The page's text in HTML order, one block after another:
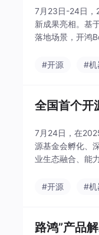
7月23日-24日，
新成果亮相。基
落地场景，开鸿
#开源
#机
全国首个开
7月24日，在
源基金会孵化、
业生态融合、能力复用、智能协同。 构建机器人共通语
#开源
#机
路鸿”产品